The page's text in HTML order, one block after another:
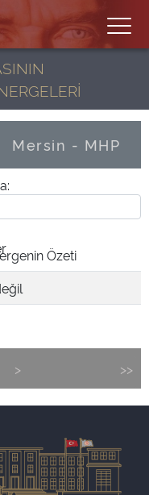
Mersin - MHP
Özeti
> >>